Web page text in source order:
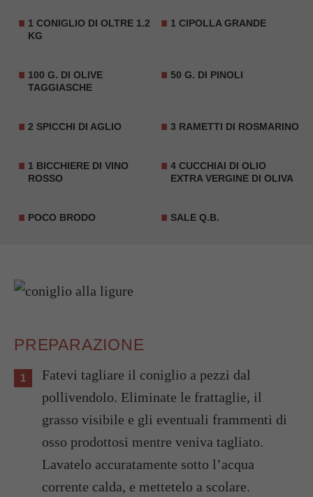
1 CONIGLIO DI OLTRE 1.2
KG
1 CIPOLLA GRANDE
100 G. DI OLIVE
TAGGIASCHE
50 G. DI PINOLI
2 SPICCHI DI AGLIO 3 RAMETTI DI ROSMARINO
1 BICCHIERE DI VINO
ROSSO
4 CUCCHIAI DI OLIO
EXTRA VERGINE DI OLIVA
POCO BRODO SALE Q.B.
PREPARAZIONE
Fatevi tagliare il coniglio a pezzi dal
pollivendolo. Eliminate le frattaglie, il
grasso visibile e gli eventuali frammenti di
osso prodottosi mentre veniva tagliato.
Lavatelo accuratamente sotto l’acqua
corrente calda, e mettetelo a scolare.